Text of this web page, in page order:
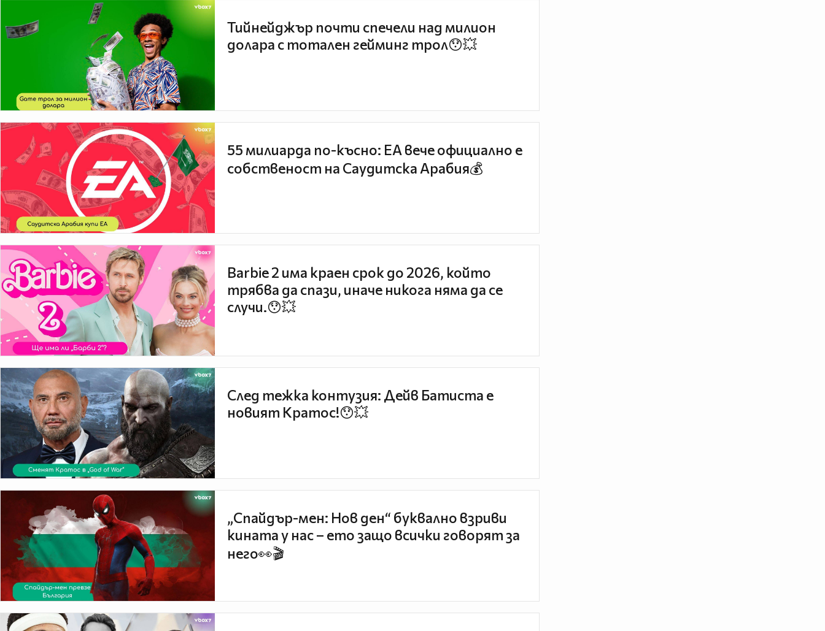
Тийнейджър почти спечели над милион
долара с тотален гейминг трол😯💥
55 милиарда по-късно: EA вече официално е
собственост на Саудитска Арабия💰
Barbie 2 има краен срок до 2026, който
трябва да спази, иначе никога няма да се
случи.😯💥
След тежка контузия: Дейв Батиста е
новият Кратос!😯💥
„Спайдър-мен: Нов ден“ буквално взриви
кината у нас – ето защо всички говорят за
него👀🎬